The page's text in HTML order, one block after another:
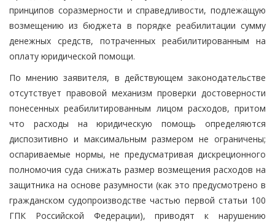
принципов соразмерности и справедливости, подлежащую
возмещению из бюджета в порядке реабилитации сумму
денежных средств, потраченных реабилитированным на
оплату юридической помощи.
По мнению заявителя, в действующем законодательстве
отсутствует правовой механизм проверки достоверности
понесенных реабилитированным лицом расходов, притом
что расходы на юридическую помощь определяются
диспозитивно и максимальным размером не ограничены;
оспариваемые нормы, не предусматривая дискреционного
полномочия суда снижать размер возмещения расходов на
защитника на основе разумности (как это предусмотрено в
гражданском судопроизводстве частью первой статьи 100
ГПК Российской Федерации), приводят к нарушению